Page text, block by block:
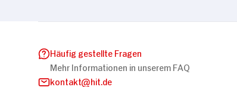
Häufig gestellte Fragen
Mehr Informationen in unserem FAQ
kontakt
hit.de